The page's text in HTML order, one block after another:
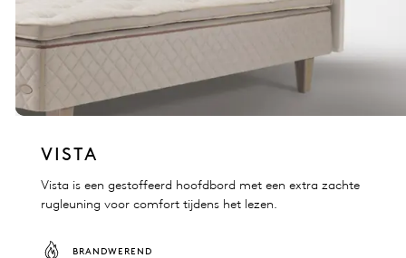
VISTA
Vista is een gestoffeerd hoofdbord met een extra zachte
rugleuning voor comfort tijdens het lezen.
BRANDWEREND